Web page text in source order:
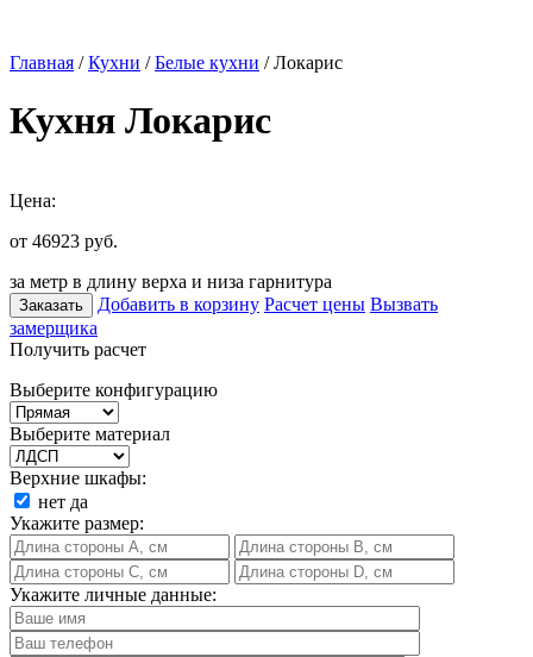
Главная /Кухни /Белые кухни / Локарис
Кухня Локарис
Цена:
от 46923 руб.
за метр в длину верха и низа гарнитура
Заказать Добавить в корзину Расчет цены Вызвать
замерщика
Получить расчет
Выберите конфигурацию
Выберите материал
Верхние шкафы:
нет да
Укажите размер:
Укажите личные данные: